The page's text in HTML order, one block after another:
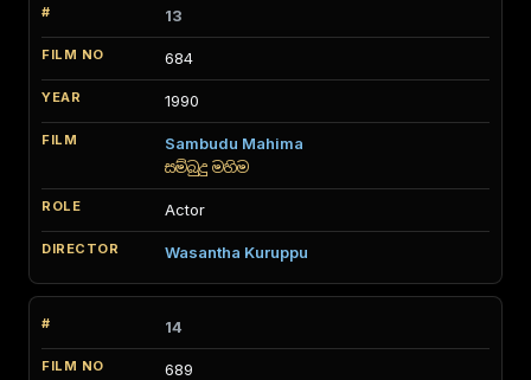
13
684
1990
Sambudu Mahima
සම්බුදු මහිම
Actor
Wasantha Kuruppu
14
689